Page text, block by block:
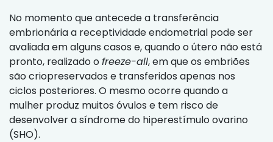
No momento que antecede a transferência
embrionária a receptividade endometrial pode ser
avaliada em alguns casos e, quando o útero não está
pronto, realizado ofreeze-all, em que os embriões
são criopreservados e transferidos apenas nos
ciclos posteriores. O mesmo ocorre quando a
mulher produz muitos óvulos e tem risco de
desenvolver a síndrome do hiperestímulo ovarino
(SHO).